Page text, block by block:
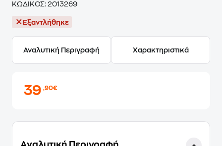
ΚΩΔΙΚΟΣ: 2013269
Εξαντλήθηκε
Αναλυτική Περιγραφή Χαρακτηριστικά
39,90€